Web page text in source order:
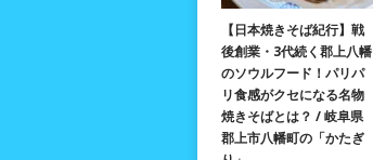
【日本焼きそば紀行】戦
後創業・3代続く郡上八幡
のソウルフード！パリパ
リ食感がクセになる名物
焼きそばとは？ / 岐阜県
郡上市八幡町の「かたぎ